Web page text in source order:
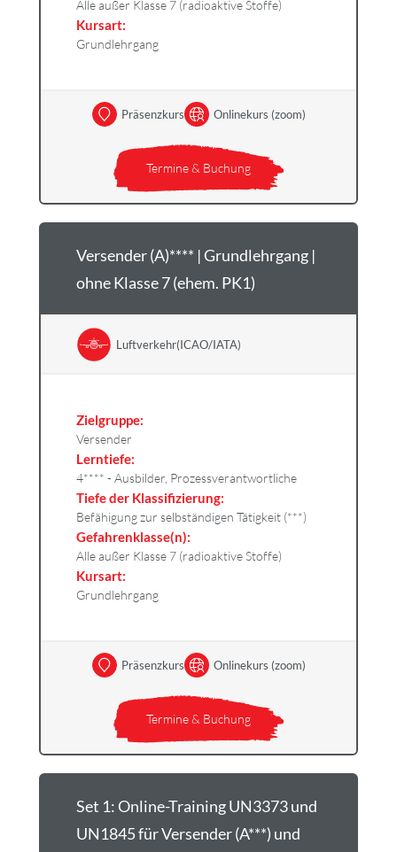
Alle außer Klasse 7 (radioaktive Stoffe)
Kursart:
Grundlehrgang
Termine & Buchung
Präsenzkurs Onlinekurs (zoom)
Versender (A)**** | Grundlehrgang |
ohne Klasse 7 (ehem. PK1)
Luftverkehr(ICAO/IATA)
Zielgruppe:
Versender
Lerntiefe:
4**** - Ausbilder, Prozessverantwortliche
Tiefe der Klassifizierung:
Befähigung zur selbständigen Tätigkeit (***)
Gefahrenklasse(n):
Alle außer Klasse 7 (radioaktive Stoffe)
Kursart:
Grundlehrgang
Termine & Buchung
Präsenzkurs Onlinekurs (zoom)
Set 1: Online-Training UN3373 und
UN1845 für Versender (A***) und